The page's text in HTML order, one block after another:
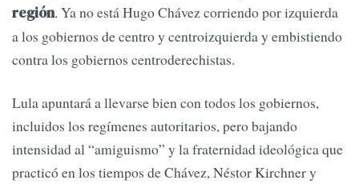
región. Ya no está Hugo Chávez corriendo por izquierda
a los gobiernos de centro y centroizquierda y embistiendo
contra los gobiernos centroderechistas.
Lula apuntará a llevarse bien con todos los gobiernos,
incluidos los regímenes autoritarios, pero bajando
intensidad al “amiguismo” y la fraternidad ideológica que
practicó en los tiempos de Chávez, Néstor Kirchner y